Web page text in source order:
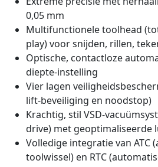
0,05 mm
Multifunctionele toolhead
play) voor snijden, rillen,
Optische, contactloze
diepte‑instelling
Vier lagen
lift‑beveiliging en noodstop)
Krachtig, stil
drive) met geoptimaliseerde
Volledige integratie van ATC
toolwissel) en RTC